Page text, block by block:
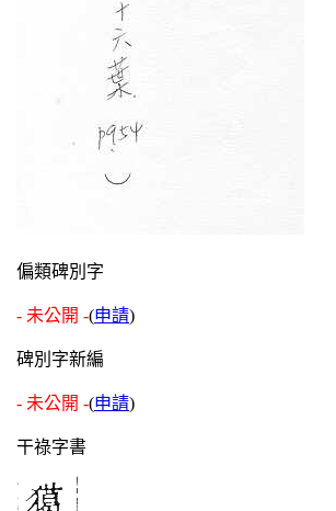
偏類碑別字
- 未公開 -(申請)
碑別字新編
- 未公開 -(申請)
干祿字書